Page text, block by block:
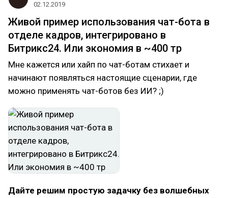
02.12.2019
Живой пример использования чат-бота в
отделе кадров, интегрировано в
Битрикс24. Или экономия в ~400 тр
Мне кажется или хайп по чат-ботам стихает и
начинают появляться настоящие сценарии, где
можно применять чат-ботов без ИИ? ;)
Дайте решим простую задачку без волшебных